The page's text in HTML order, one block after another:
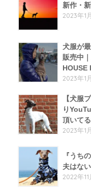
新作・
2023年1
犬服が
販売中
HOUSE
2023年1
【犬服
り
頂いて
2023年1
『うち
夫はない
2022年11